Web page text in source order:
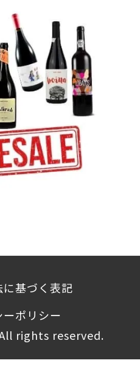
基づく表記
ポリシー
rights reserved.